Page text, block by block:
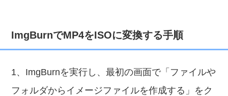
ImgBurnでMP4をISOに変換する手順
1、ImgBurnを実行し、最初の画面で「ファイルや
フォルダからイメージファイルを作成する」をク